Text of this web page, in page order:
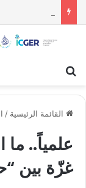
القائمة الرئيسية /
علمياً..
غزّة بين